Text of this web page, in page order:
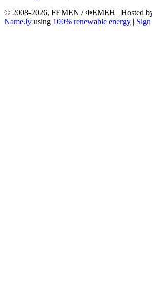
© 2008-2026, FEMEN / ФЕМЕН | Hosted
Name.ly using 100% renewable energy |